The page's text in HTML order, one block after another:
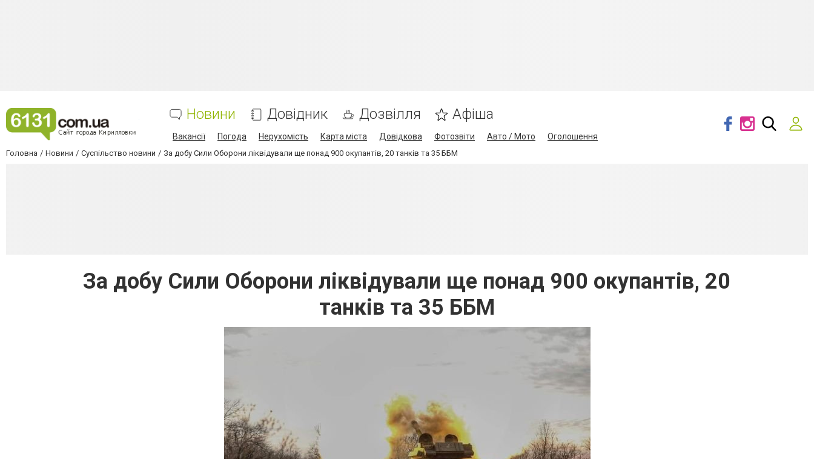
Новини Довідник Дозвілля Афіша
Вакансії Погода Нерухомість Карта міста Довідкова Фотозвіти Авто / Мото Оголошення
Головна Новини Суспільство новини За добу Сили Оборони ліквідували ще понад 900 окупантів, 20 танків та 35 ББМ
За добу Сили Оборони ліквідували ще понад 900 окупантів, 20
танків та 35 ББМ